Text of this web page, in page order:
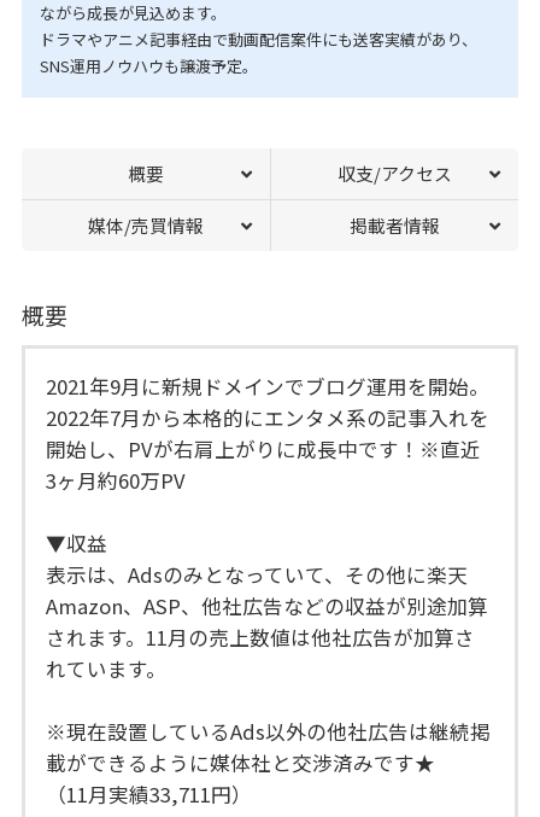
ながら成長が見込めます。
ドラマやアニメ記事経由で動画配信案件にも送客実績があり、
SNS運用ノウハウも譲渡予定。
概要 収支/アクセス
媒体/売買情報 掲載者情報
概要
2021年9月に新規ドメインでブログ運用を開始。
2022年7月から本格的にエンタメ系の記事入れを
開始し、PVが右肩上がりに成長中です！※直近
3ヶ月約60万PV
▼収益
表示は、Adsのみとなっていて、その他に楽天
Amazon、ASP、他社広告などの収益が別途加算
されます。11月の売上数値は他社広告が加算さ
れています。
※現在設置しているAds以外の他社広告は継続掲
載ができるように媒体社と交渉済みです★
（11月実績33,711円）